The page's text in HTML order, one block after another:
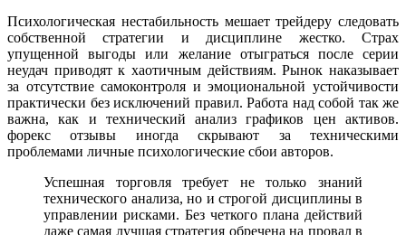
Психологическая нестабильность мешает трейдеру следовать
собственной стратегии и дисциплине жестко. Страх
упущенной выгоды или желание отыграться после серии
неудач приводят к хаотичным действиям. Рынок наказывает
за отсутствие самоконтроля и эмоциональной устойчивости
практически без исключений правил. Работа над собой так же
важна, как и технический анализ графиков цен активов.
форекс отзывы иногда скрывают за техническими
проблемами личные психологические сбои авторов.
Успешная торговля требует не только знаний
технического анализа, но и строгой дисциплины в
управлении рисками. Без четкого плана действий
даже самая лучшая стратегия обречена на провал в